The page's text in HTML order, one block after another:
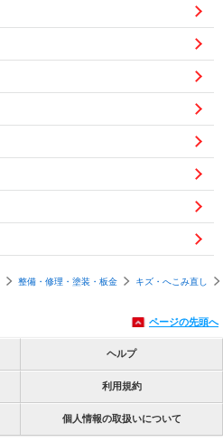
整備・修理・塗装・板金 キズ・へこみ直し
ページの先頭へ
ヘルプ
利用規約
個人情報の取扱いについて